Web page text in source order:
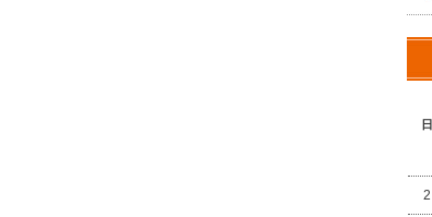
日
2